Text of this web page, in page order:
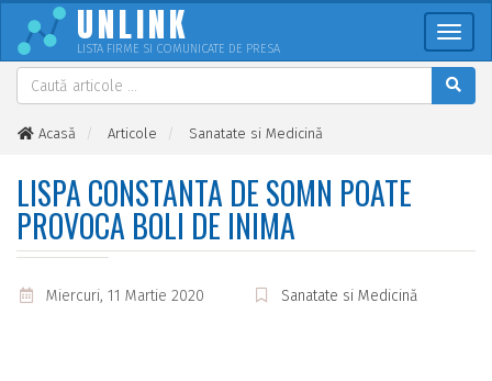
UNLINK
LISTA FIRME SI COMUNICATE DE PRESA
Acasă Articole
Sanatate si Medicină
LISPA CONSTANTA DE SOMN POATE
PROVOCA BOLI DE INIMA
Miercuri, 11 Martie 2020 Sanatate si Medicină